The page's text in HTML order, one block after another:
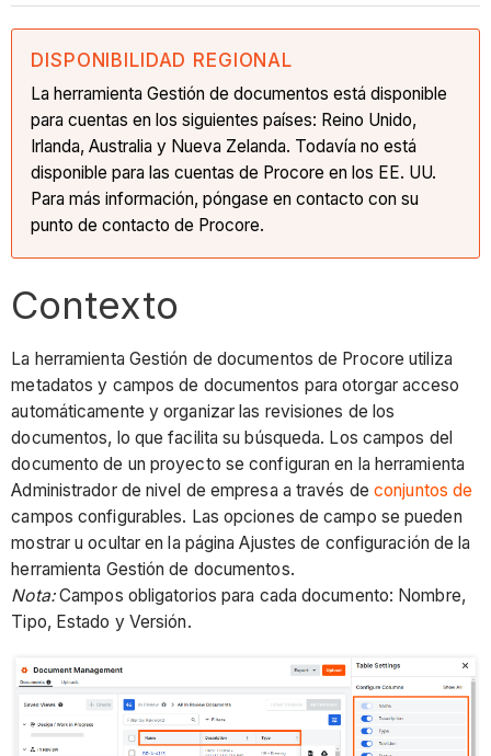
DISPONIBILIDAD REGIONAL
La herramienta Gestión de documentos está disponible
para cuentas en los siguientes países: Reino Unido,
Irlanda, Australia y Nueva Zelanda. Todavía no está
disponible para las cuentas de Procore en los EE. UU.
Para más información, póngase en contacto con su
punto de contacto de Procore.
Contexto
La herramienta Gestión de documentos de Procore utiliza
metadatos y campos de documentos para otorgar acceso
automáticamente y organizar las revisiones de los
documentos, lo que facilita su búsqueda. Los campos del
documento de un proyecto se configuran en la herramienta
Administrador de nivel de empresa a través de conjuntos de
campos configurables. Las opciones de campo se pueden
mostrar u ocultar en la página Ajustes de configuración de la
herramienta Gestión de documentos.
Nota:Campos obligatorios para cada documento: Nombre,
Tipo, Estado y Versión.